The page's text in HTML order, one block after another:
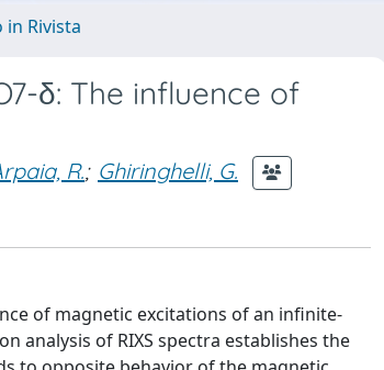
in Rivista
δ: The influence of
R.; Ghiringhelli, G.
of magnetic excitations of an infinite-
analysis of RIXS spectra establishes the